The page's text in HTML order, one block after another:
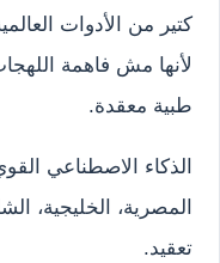
كتير من الأدوات
لأنها مش فاهمة
طبية معقدة.
الذكاء الاصطناعي
المصرية، الخليجية،
تعقيد.